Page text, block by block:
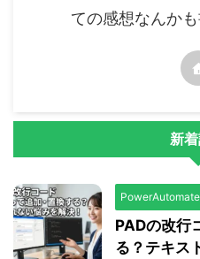
ての感想なんかも
新
PowerAutomate
PADの改行
る？テキス